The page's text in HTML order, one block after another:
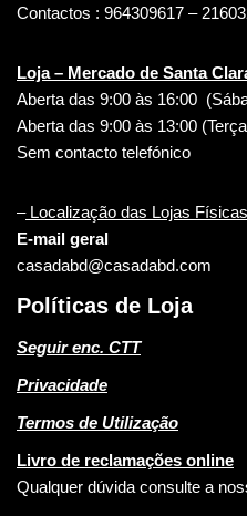
Contactos : 964309617 –
Loja – Mercado de Santa
Aberta das 9:00 às 16:00
Aberta das 9:00 às 13:00
Sem contacto telefónico
–Localização das Lojas Físicas
E-mail geral
casadabd@casadabd.com
Políticas de Loja
Seguir enc. CTT
Privacidade
Termos de Utilização
Livro de reclamações online
Qualquer dúvida consulte a